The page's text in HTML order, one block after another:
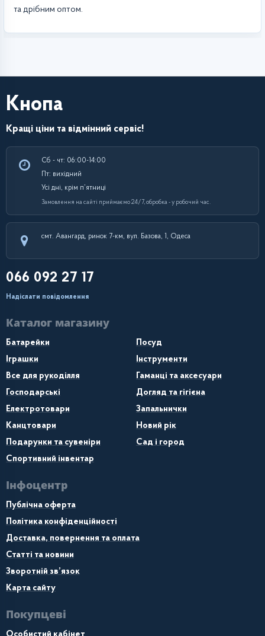
та дрібним оптом.
Кнопа
Кращі ціни та відмінний сервіс!
Сб - чт: 06:00-14:00
Пт: вихідний
Усі дні, крім п’ятниці
Замовлення на сайті приймаємо 24/7, обробка - у робочий час.
смт. Авангард, ринок 7-км, вул. Базова, 1, Одеса
066 092 27 17
Надіслати повідомлення
Каталог магазину
Батарейки
Посуд
Іграшки
Інструменти
Все для рукоділля
Гаманці та аксесуари
Господарські
Догляд та гігієна
Електротовари
Запальнички
Канцтовари
Новий рік
Подарунки та сувеніри
Сад і город
Спортивний інвентар
Інфоцентр
Публічна оферта
Політика конфіденційності
Доставка, повернення та оплата
Статті та новини
Зворотній зв’язок
Карта сайту
Покупцеві
Особистий кабінет